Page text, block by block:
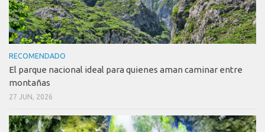
RECOMENDADO
El parque nacional ideal para quienes aman caminar entre
montañas
27 JUN, 2026